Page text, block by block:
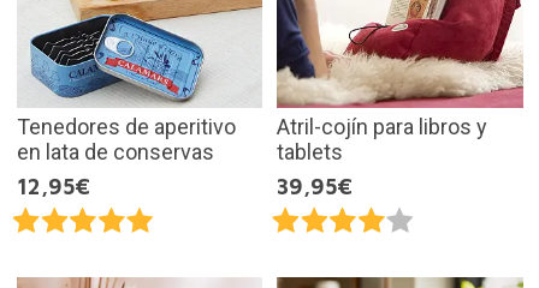
Tenedores de aperitivo
en lata de conservas
12,95€
Atril-cojín para libros y
tablets
39,95€